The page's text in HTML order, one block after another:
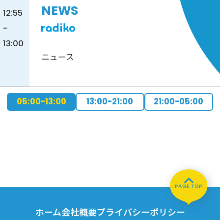
12:55
-
13:00
NEWS
ニュース
05:00-13:00 13:00-21:00 21:00-05:00
PAGE TOP
ホーム会社概要プライバシーポリシー